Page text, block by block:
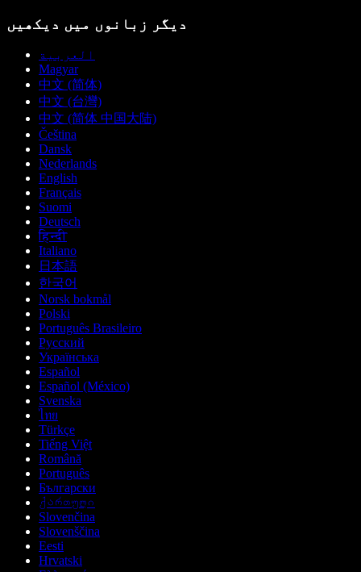
دیگر زبانوں میں دیکھیں
العربية
Magyar
中文 (简体)
中文 (台灣)
中文 (简体 中国大陆)
Čeština
Dansk
Nederlands
English
Français
Suomi
Deutsch
हिन्दी
Italiano
日本語
한국어
Norsk bokmål
Polski
Português Brasileiro
Русский
Українська
Español
Español (México)
Svenska
ไทย
Türkçe
Tiếng Việt
Română
Português
Български
ქართული
Slovenčina
Slovenščina
Eesti
Hrvatski